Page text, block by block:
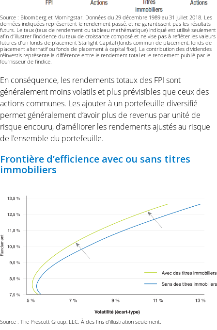
Source : Bloomberg et Morningstar. Données du 29 décembre 1989 au 31 juillet 2018. Les
données indiquées représentent le rendement passé, et ne garantissent pas les résultats
futurs. Le taux (taux de rendement ou tableau mathématique) indiqué est utilisé seulement
afin d’illustrer l’incidence du taux de croissance composé et ne vise pas à refléter les valeurs
futures d’un fonds de placement Starlight Capital (fonds commun de placement, fonds de
placement alternatif ou fonds de placement à capital fixe). La contribution des dividendes
réinvestis représente la différence entre le rendement total et le rendement publié par le
fournisseur de l’indice.
En conséquence, les rendements totaux des FPI sont
généralement moins volatils et plus prévisibles que ceux des
actions communes. Les ajouter à un portefeuille diversifié
permet généralement d’avoir plus de revenus par unité de
risque encouru, d’améliorer les rendements ajustés au risque
de l’ensemble du portefeuille.
Frontière d’efficience avec ou sans titres
immobiliers
Source : The Prescott Group, LLC. À des fins d’illustration seulement.